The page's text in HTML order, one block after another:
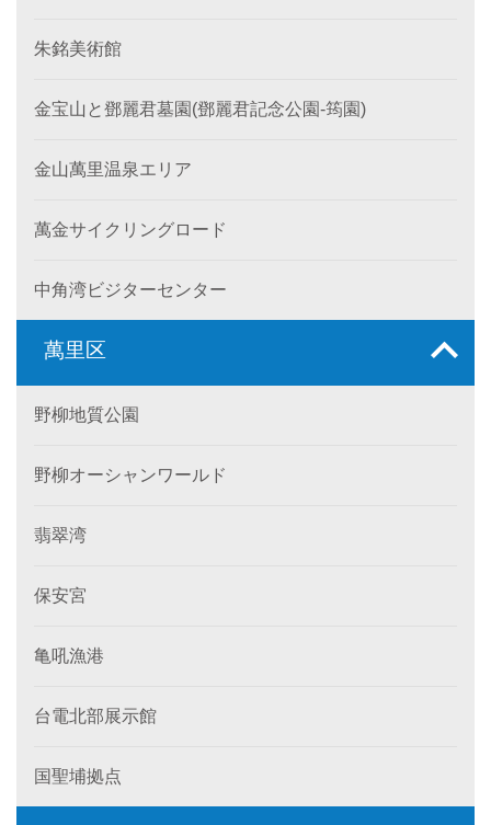
朱銘美術館
金宝山と鄧麗君墓園(鄧麗君記念公園-筠園)
金山萬里温泉エリア
萬金サイクリングロード
中角湾ビジターセンター
萬里区
野柳地質公園
野柳オーシャンワールド
翡翠湾
保安宮
亀吼漁港
台電北部展示館
国聖埔拠点